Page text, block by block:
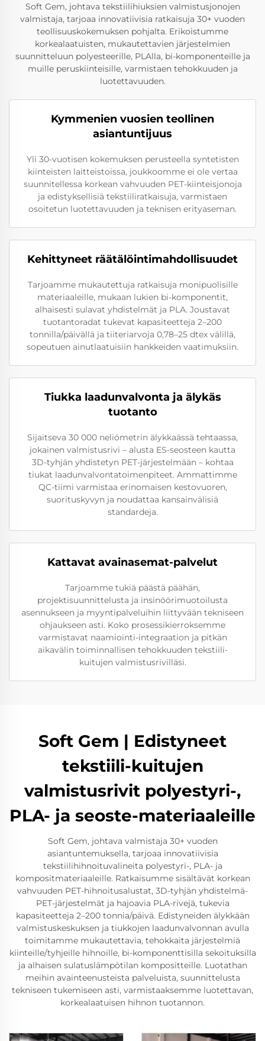
Soft Gem, johtava tekstiilihiuksien valmistusjonojen
valmistaja, tarjoaa innovatiivisia ratkaisuja 30+ vuoden
teollisuuskokemuksen pohjalta. Erikoistumme
korkealaatuisten, mukautettavien järjestelmien
suunnitteluun polyesteerille, PLAlla, bi-komponenteille ja
muille peruskiinteisille, varmistaen tehokkuuden ja
luotettavuuden.
Kymmenien vuosien teollinen
asiantuntijuus
Yli 30-vuotisen kokemuksen perusteella syntetisten
kiinteisten laitteistoissa, joukkoomme ei ole vertaa
suunnitellessa korkean vahvuuden PET-kiinteisjonoja
ja edistyksellisiä tekstiiliratkaisuja, varmistaen
osoitetun luotettavuuden ja teknisen erityaseman.
Kehittyneet räätälöintimahdollisuudet
Tarjoamme mukautettuja ratkaisuja monipuolisille
materiaaleille, mukaan lukien bi-komponentit,
alhaisesti sulavat yhdistelmät ja PLA. Joustavat
tuotantoradat tukevat kapasiteetteja 2–200
tonnilla/päivällä ja tiiteriarvoja 0,78–25 dtex välillä,
sopeutuen ainutlaatuisiin hankkeiden vaatimuksiin.
Tiukka laadunvalvonta ja älykäs
tuotanto
Sijaitseva 30 000 neliömetrin älykkaässä tehtaassa,
jokainen valmistusrivi – alusta ES-seosteen kautta
3D-tyhjän yhdistetyn PET-järjestelmään – kohtaa
tiukat laadunvalvontatoimenpiteet. Ammattimme
QC-tiimi varmistaa erinomaisen kestovuoren,
suorituskyvyn ja noudattaa kansainvälisiä
standardeja.
Kattavat avainasemat-palvelut
Tarjoamme tukiä päästä päähän,
projektisuunnittelusta ja insinöörimuotoilusta
asennukseen ja myyntipalveluihin liittyvään tekniseen
ohjaukseen asti. Koko prosessikierroksemme
varmistavat naamiointi-integraation ja pitkän
aikavälin toiminnallisen tehokkuuden tekstiili-
kuitujen valmistusrivilläsi.
Soft Gem | Edistyneet
tekstiili-kuitujen
valmistusrivit polyestyri-,
PLA- ja seoste-materiaaleille
Soft Gem, johtava valmistaja 30+ vuoden
asiantuntemuksella, tarjoaa innovatiivisia
tekstiilihihnoituvalineita polyestyri-, PLA- ja
kompositmateriaaleille. Ratkaisumme sisältävät korkean
vahvuuden PET-hihnoitusalustat, 3D-tyhjän yhdistelmä-
PET-järjestelmät ja hajoavia PLA-rivejä, tukevia
kapasiteetteja 2–200 tonnia/päivä. Edistyneiden älykkään
valmistuskeskuksen ja tiukkojen laadunvalvonnan avulla
toimitamme mukautettavia, tehokkaita järjestelmiä
kiinteille/tyhjeille hihnoille, bi-komponenttisilla sekoituksilla
ja alhaisen sulatuslämpötilan kompositteille. Luotathan
meihin avainteenusteista palveluista, suunnittelusta
tekniseen tukemiseen asti, varmistaaksemme luotettavan,
korkealaatuisen hihnon tuotannon.